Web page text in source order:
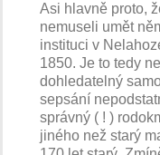
Asi hlavně proto,
nemuseli umět
instituci v
1850. Je to tedy
dohledatelný
sepsání
správný ( ! )
jiného než starý